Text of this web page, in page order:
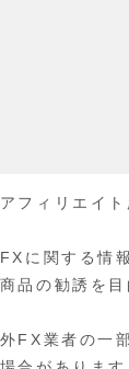
フィリエイト
に関する情
品の勧誘を
FX業者の一